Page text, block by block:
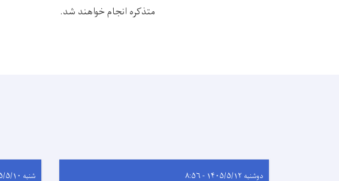
متذکره انجام خواهند شد.
دوشنبه ۱۴۰۵/۵/۱۲ - ۸:۵۶ شنبه ۱۴۰۵/۵/۱۰ - ۹:۴۷